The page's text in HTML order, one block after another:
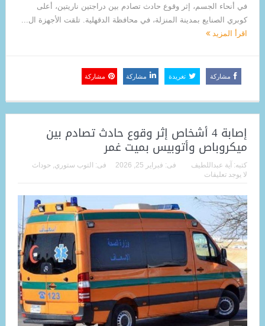
في أنحاء الجسم، إثر وقوع حادث تصادم بين دراجتين ناريتين، أعلى
كوبري الصنايع بمدينة المنزلة، في محافظة الدقهلية. تلقت الأجهزة ال...
اقرأ المزيد
مشاركة تغريدة مشاركة مشاركة
إصابة 4 أشخاص إثر وقوع حادث تصادم بين
ميكروباص وأتوبيس بميت غمر
كتبه: آية عبداللطيف فى: فبراير 25, 2026 فى: التوب ستوري حوداث
لا يوجد تعليقات